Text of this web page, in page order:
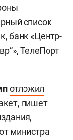
список
банк «Центр-
ТелеПорт
отложил
пишет
министра